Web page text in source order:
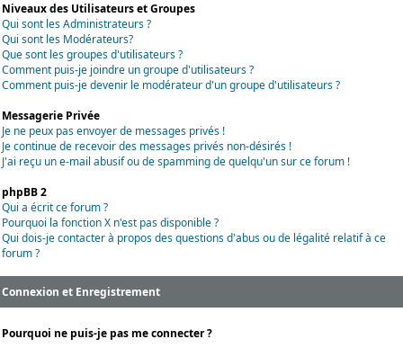
Niveaux des Utilisateurs et Groupes
Qui sont les Administrateurs ?
Qui sont les Modérateurs?
Que sont les groupes d'utilisateurs ?
Comment puis-je joindre un groupe d'utilisateurs ?
Comment puis-je devenir le modérateur d'un groupe d'utilisateurs ?
Messagerie Privée
Je ne peux pas envoyer de messages privés !
Je continue de recevoir des messages privés non-désirés !
J'ai reçu un e-mail abusif ou de spamming de quelqu'un sur ce forum !
phpBB 2
Qui a écrit ce forum ?
Pourquoi la fonction X n'est pas disponible ?
Qui dois-je contacter à propos des questions d'abus ou de légalité relatif à ce
forum ?
Connexion et Enregistrement
Pourquoi ne puis-je pas me connecter ?